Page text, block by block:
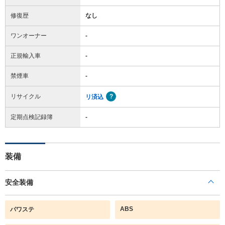
修復歴 なし
ワンオーナー -
正規輸入車 -
禁煙車 -
リサイクル リ済込
定期点検記録簿 -
装備
安全装備
パワステ ABS